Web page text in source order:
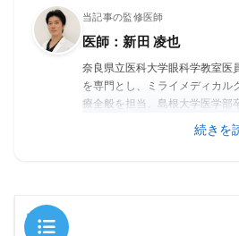
当記事の監修医師
医師：新田 凌也
奈良県立医科大学眼科学教室医
を専門とし、ミライメディカル
療全般を担当。島根大学医学部
続きを
目次